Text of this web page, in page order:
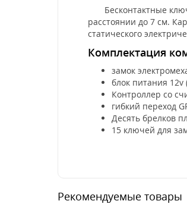
Бесконтактные
расстоянии до 7 см.
статического
Комплектация
замок
блок питания 12v
Контроллер со
гибкий переход
Десять брелков
15 ключей для
Рекомендуемые товары